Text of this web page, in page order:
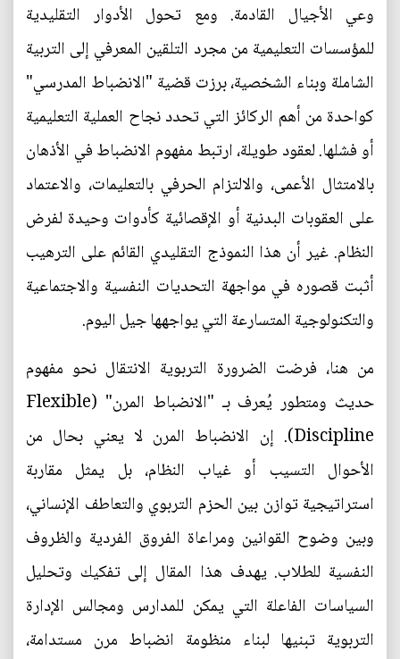
وعي الأجيال القادمة. ومع تحول الأدوار التقليدية
للمؤسسات التعليمية من مجرد التلقين المعرفي إلى التربية
الشاملة وبناء الشخصية، برزت قضية "الانضباط المدرسي"
كواحدة من أهم الركائز التي تحدد نجاح العملية التعليمية
أو فشلها. لعقود طويلة، ارتبط مفهوم الانضباط في الأذهان
بالامتثال الأعمى، والالتزام الحرفي بالتعليمات، والاعتماد
على العقوبات البدنية أو الإقصائية كأدوات وحيدة لفرض
النظام. غير أن هذا النموذج التقليدي القائم على الترهيب
أثبت قصوره في مواجهة التحديات النفسية والاجتماعية
والتكنولوجية المتسارعة التي يواجهها جيل اليوم.
من هنا، فرضت الضرورة التربوية الانتقال نحو مفهوم
حديث ومتطور يُعرف بـ "الانضباط المرن" (Flexible
Discipline). إن الانضباط المرن لا يعني بحال من
الأحوال التسيب أو غياب النظام، بل يمثل مقاربة
استراتيجية توازن بين الحزم التربوي والتعاطف الإنساني،
وبين وضوح القوانين ومراعاة الفروق الفردية والظروف
النفسية للطلاب. يهدف هذا المقال إلى تفكيك وتحليل
السياسات الفاعلة التي يمكن للمدارس ومجالس الإدارة
التربوية تبنيها لبناء منظومة انضباط مرن مستدامة،